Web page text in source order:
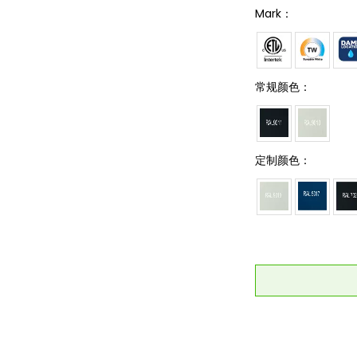
Mark：
常规颜色：
定制颜色：